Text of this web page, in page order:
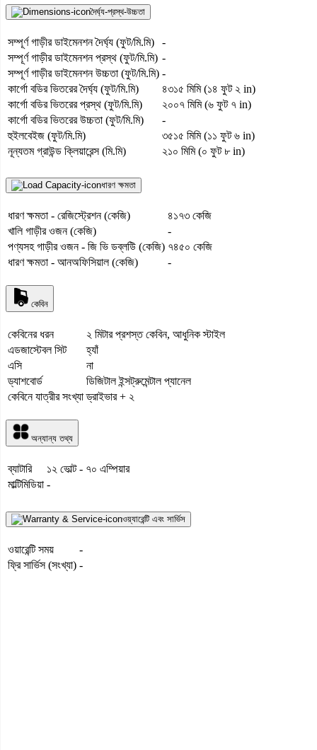
দৈর্ঘ্য-প্রস্থ-উচ্চতা
সম্পূর্ণ গাড়ীর ডাইমেনশন দৈর্ঘ্য (ফুট/মি.মি)
-
সম্পূর্ণ গাড়ীর ডাইমেনশন প্রস্থ (ফুট/মি.মি) -
সম্পূর্ণ গাড়ীর ডাইমেনশন উচ্চতা (ফুট/মি.মি) -
কার্গো বডির ভিতরের দৈর্ঘ্য (ফুট/মি.মি)
৪৩১৫ মিমি (১৪ ফুট ২ in)
কার্গো বডির ভিতরের প্রস্থ (ফুট/মি.মি)
২০০৭ মিমি (৬ ফুট ৭ in)
কার্গো বডির ভিতরের উচ্চতা (ফুট/মি.মি)
-
হুইলবেইজ (ফুট/মি.মি)
৩৫১৫ মিমি (১১ ফুট ৬ in)
নূন্যতম গ্রাউন্ড ক্লিয়ারেন্স (মি.মি)
২১০ মিমি (০ ফুট ৮ in)
ধারণ ক্ষমতা
ধারণ ক্ষমতা - রেজিস্ট্রেশন (কেজি)
৪১৭৩ কেজি
খালি গাড়ীর ওজন (কেজি)
-
পণ্যসহ গাড়ীর ওজন - জি ভি ডব্লউি (কেজি) ৭৪৫০ কেজি
ধারণ ক্ষমতা - আনঅফিসিয়াল (কেজি)
-
কেবিন
কেবিনের ধরন
২ মিটার প্রশস্ত কেবিন, আধুনিক স্টাইল
এডজাস্টেবল সিট
হ্যাঁ
এসি
না
ড্যাশবোর্ড
ডিজিটাল ইন্সট্রুমেন্টাল প্যানেল
কেবিনে যাত্রীর সংখ্যা ড্রাইভার + ২
অন্যান্য তথ্য
ব্যাটারি
১২ ভোল্ট - ৭০ এম্পিয়ার
মাল্টিমিডিয়া -
ওয়্যারেন্টি এবং সার্ভিস
ওয়ারেন্টি সময়
-
ফ্রি সার্ভিস (সংখ্যা) -